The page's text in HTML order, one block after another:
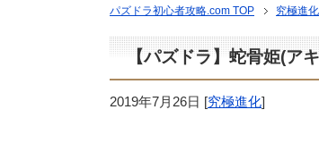
パズドラ初心者攻略.com TOP 究極進化
【パズドラ】蛇骨姫(ア
2019年7月26日 [究極進化]